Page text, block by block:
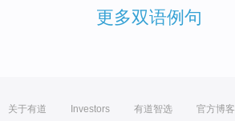
更多双语例句
关于有道 Investors 有道智选 官方博客